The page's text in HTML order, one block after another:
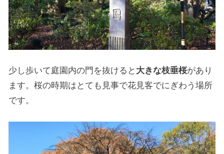
少し歩いて庭園内の門を抜けると 大きな枝垂桜があり
ます。桜の時期はとても見事で花見客でにぎわう場所
です。